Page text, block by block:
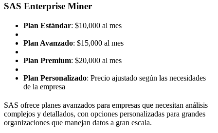
SAS Enterprise Miner
Plan Estándar: $10,000 al mes
Plan Avanzado: $15,000 al mes
Plan Premium: $20,000 al mes
Plan Personalizado: Precio ajustado según las necesidades
de la empresa
SAS ofrece planes avanzados para empresas que necesitan análisis
complejos y detallados, con opciones personalizadas para grandes
organizaciones que manejan datos a gran escala.